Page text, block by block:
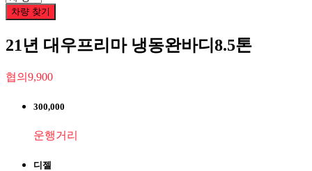
차량 찾기
21년 대우프리마 냉동완바디8.5톤
협의9,900
300,000
운행거리
디젤